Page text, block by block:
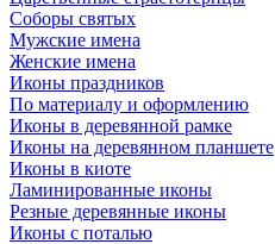
Соборы святых
Мужские имена
Женские имена
Иконы праздников
По материалу и оформлению
Иконы в деревянной рамке
Иконы на деревянном планшете
Иконы в киоте
Ламинированные иконы
Резные деревянные иконы
Иконы с поталью